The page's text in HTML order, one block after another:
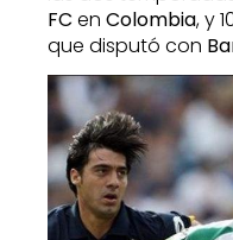
FC en Colombia, y
que disputó con